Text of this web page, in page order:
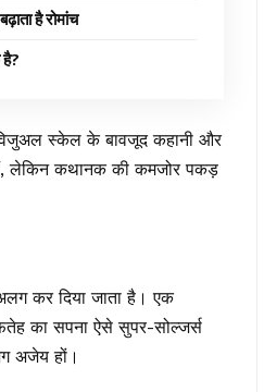
है रोमांच
है?
स्केल के बावजूद कहानी और
हैं, लेकिन कथानक की कमजोर पकड़
कर दिया जाता है। एक
का सपना ऐसे सुपर-सोल्जर्स
अजेय हों।